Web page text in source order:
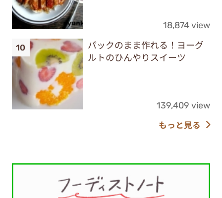
18,874 view
パックのまま作れる！ヨーグ
ルトのひんやりスイーツ
139,409 view
もっと見る